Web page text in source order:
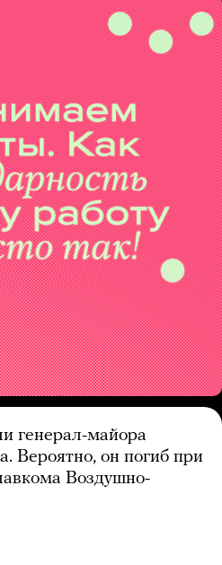
генерал-майора
Вероятно, он погиб при
Воздушно-